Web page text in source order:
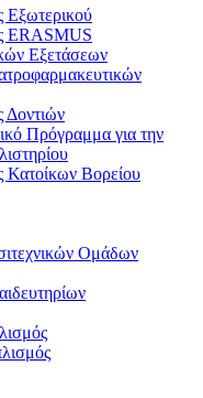
Εξωτερικού
ERASMUS
Εξετάσεων
Πρόγραμμα για την
Βορείου
Ομάδων